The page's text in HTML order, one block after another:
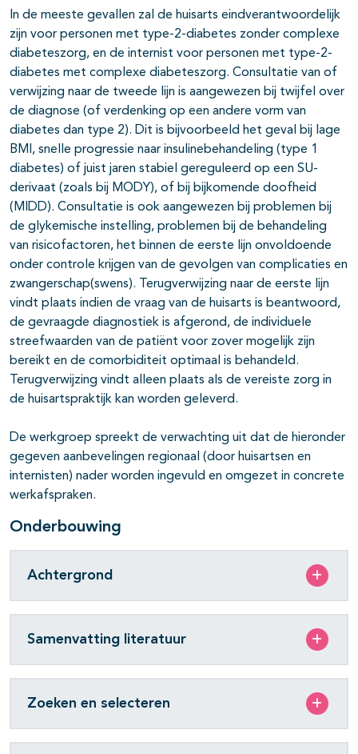
In de meeste gevallen zal de huisarts eindverantwoordelijk
zijn voor personen met type-2-diabetes zonder complexe
diabeteszorg, en de internist voor personen met type-2-
diabetes met complexe diabeteszorg. Consultatie van of
verwijzing naar de tweede lijn is aangewezen bij twijfel over
de diagnose (of verdenking op een andere vorm van
diabetes dan type 2). Dit is bijvoorbeeld het geval bij lage
BMI, snelle progressie naar insulinebehandeling (type 1
diabetes) of juist jaren stabiel gereguleerd op een SU-
derivaat (zoals bij MODY), of bij bijkomende doofheid
(MIDD). Consultatie is ook aangewezen bij problemen bij
de glykemische instelling, problemen bij de behandeling
van risicofactoren, het binnen de eerste lijn onvoldoende
onder controle krijgen van de gevolgen van complicaties en
zwangerschap(swens). Terugverwijzing naar de eerste lijn
vindt plaats indien de vraag van de huisarts is beantwoord,
de gevraagde diagnostiek is afgerond, de individuele
streefwaarden van de patiënt voor zover mogelijk zijn
bereikt en de comorbiditeit optimaal is behandeld.
Terugverwijzing vindt alleen plaats als de vereiste zorg in
de huisartspraktijk kan worden geleverd.
De werkgroep spreekt de verwachting uit dat de hieronder
gegeven aanbevelingen regionaal (door huisartsen en
internisten) nader worden ingevuld en omgezet in concrete
werkafspraken.
Onderbouwing
Achtergrond
Samenvatting literatuur
Zoeken en selecteren